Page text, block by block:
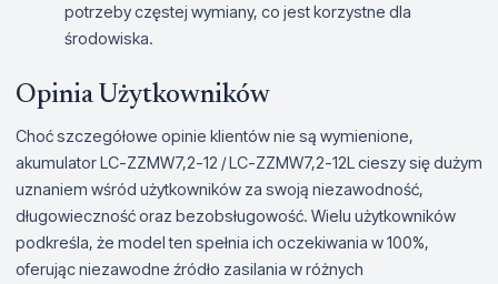
potrzeby częstej wymiany, co jest korzystne dla
środowiska.
Opinia Użytkowników
Choć szczegółowe opinie klientów nie są wymienione,
akumulator LC-ZZMW7,2-12 / LC-ZZMW7,2-12L cieszy się dużym
uznaniem wśród użytkowników za swoją niezawodność,
długowieczność oraz bezobsługowość. Wielu użytkowników
podkreśla, że model ten spełnia ich oczekiwania w 100%,
oferując niezawodne źródło zasilania w różnych